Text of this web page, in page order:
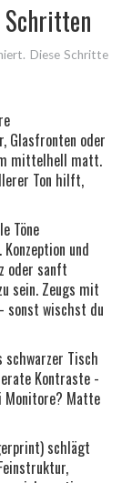
Diese Schritte
Glasfronten oder
mittelhell matt.
Ton hilft,
Töne
und
oder sanft
sein. Zeugs mit
sonst wischst du
schwarzer Tisch
Kontraste -
Monitore? Matte
schlägt